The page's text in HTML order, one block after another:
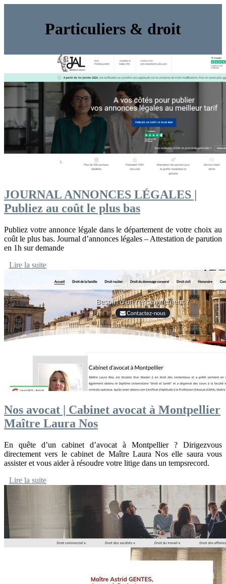
Particuliers & droit
JOURNAL ANNONCES LÉGALES |
Publiez au coût le plus bas
Publiez votre annonce légale dans le département de votre choix au
coût le plus bas. Journal d’annonces légales – Attestation de parution
en 1h sur demande
Lire la suite
Nos avocat | Cabinet avocat à Montpellier
Maître Laura Nos
En quête d’un cabinet d’avocat à Montpellier ? Dirigezvous
directement vers le cabinet de Maître Laura Nos elle saura vous
assister et vous aider à résoudre votre litige dans un tempsrecord.
Lire la suite